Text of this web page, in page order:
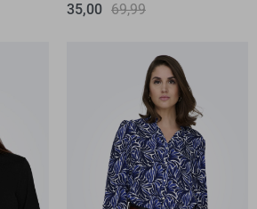
35,00 69,99